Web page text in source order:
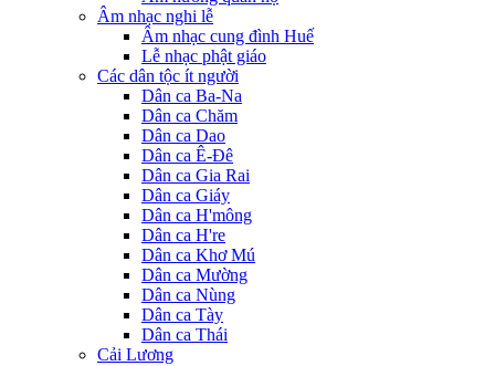
Âm nhạc nghi lễ
Âm nhạc cung đình Huế
Lễ nhạc phật giáo
Các dân tộc ít người
Dân ca Ba-Na
Dân ca Chăm
Dân ca Dao
Dân ca Ê-Đê
Dân ca Gia Rai
Dân ca Giáy
Dân ca H'mông
Dân ca H're
Dân ca Khơ Mú
Dân ca Mường
Dân ca Nùng
Dân ca Tày
Dân ca Thái
Cải Lương